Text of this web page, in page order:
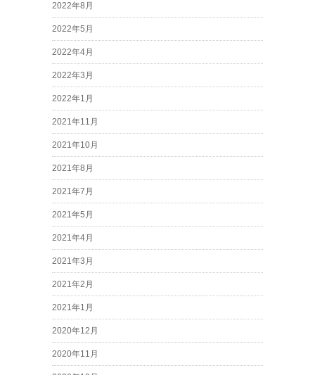
2022年8月
2022年5月
2022年4月
2022年3月
2022年1月
2021年11月
2021年10月
2021年8月
2021年7月
2021年5月
2021年4月
2021年3月
2021年2月
2021年1月
2020年12月
2020年11月